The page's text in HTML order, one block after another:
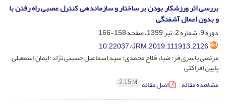
بررسی اثر ورزشکار بودن بر ساختار و سازماندهی کنترل عصبی راه رفتن با
و بدون اعمال آشفتگی
دوره 9، شماره 2، تیر 1399، صفحه
158-166
10.22037/JRM.2019.111913.2126
مرتضی یاسری فر؛ ضیاء فلاح محمدی؛ سید اسماعیل حسینی نژاد؛ ایمان اسمعیلی
پایین افراکتی
مشاهده مقاله
اصل مقاله 2.15 M